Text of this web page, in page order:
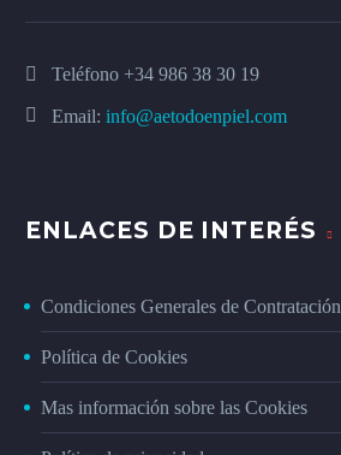
Teléfono +34 986 38 30 19
Email: info@aetodoenpiel.com
ENLACES DE INTERÉS
Condiciones Generales de Contratación
Política de Cookies
Mas información sobre las Cookies